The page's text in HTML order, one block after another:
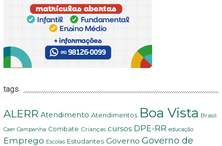
tags
ALERR Atendimento Atendimentos Boa Vista Brasil
Caer Campanha Combate Crianças cursos DPE-RR educação
Emprego Escolas Estudantes Governo Governo de